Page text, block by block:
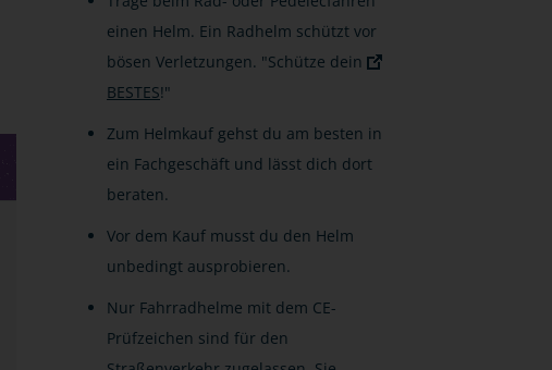
einen Helm. Ein Radhelm schützt vor
bösen Verletzungen. "Schütze dein
BESTES!"
Zum Helmkauf gehst du am besten in
ein Fachgeschäft und lässt dich dort
beraten.
Vor dem Kauf musst du den Helm
unbedingt ausprobieren.
Nur Fahrradhelme mit dem CE-
Prüfzeichen sind für den